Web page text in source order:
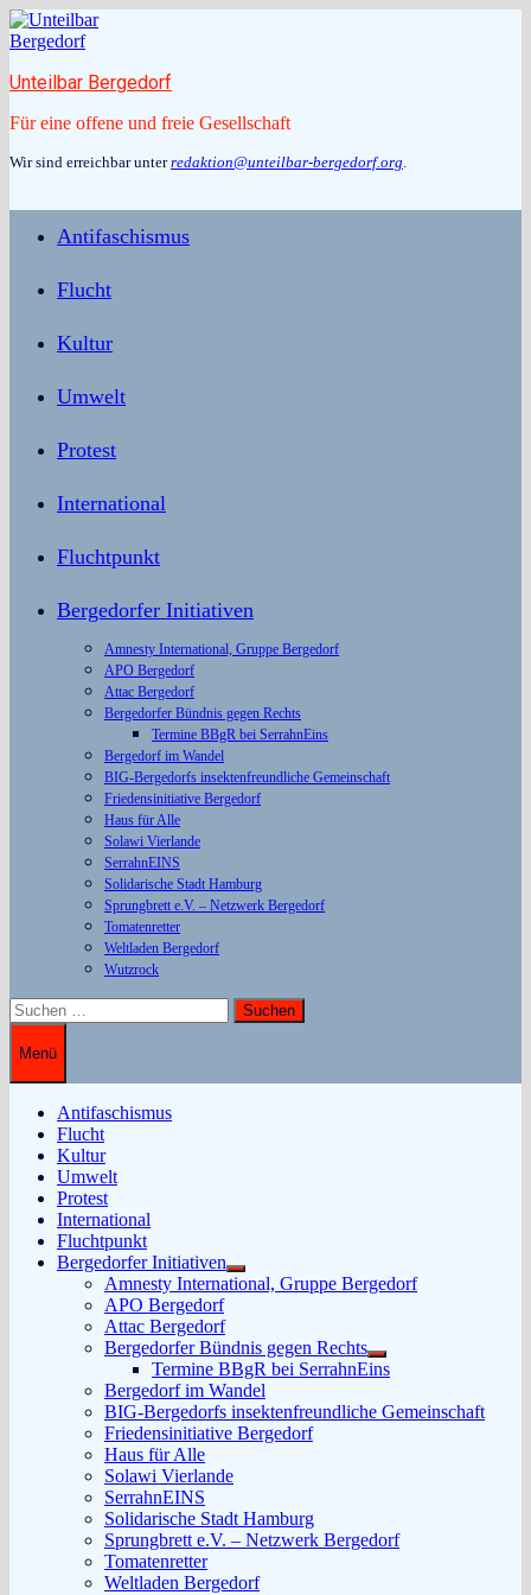
Zum
Inhalt
Unteilbar Bergedorf
Für eine offene und freie Gesellschaft
Wir sind erreichbar unterredaktion@unteilbar-bergedorf.org.
Antifaschismus
Flucht
Kultur
Umwelt
Protest
International
Fluchtpunkt
Bergedorfer Initiativen
Amnesty International, Gruppe Bergedorf
APO Bergedorf
Attac Bergedorf
Bergedorfer Bündnis gegen Rechts
Termine BBgR bei SerrahnEins
Bergedorf im Wandel
BIG-Bergedorfs insektenfreundliche Gemeinschaft
Friedensinitiative Bergedorf
Haus für Alle
Solawi Vierlande
SerrahnEINS
Solidarische Stadt Hamburg
Sprungbrett e.V. – Netzwerk Bergedorf
Tomatenretter
Weltladen Bergedorf
Wutzrock
Suchen
nach:
Menü
Antifaschismus
Flucht
Kultur
Umwelt
Protest
International
Fluchtpunkt
Bergedorfer Initiativen
Untermenü
anzeigen
Amnesty International, Gruppe Bergedorf
APO Bergedorf
Attac Bergedorf
Bergedorfer Bündnis gegen Rechts
Untermenü
anzeigen
Termine BBgR bei SerrahnEins
Bergedorf im Wandel
BIG-Bergedorfs insektenfreundliche Gemeinschaft
Friedensinitiative Bergedorf
Haus für Alle
Solawi Vierlande
SerrahnEINS
Solidarische Stadt Hamburg
Sprungbrett e.V. – Netzwerk Bergedorf
Tomatenretter
Weltladen Bergedorf